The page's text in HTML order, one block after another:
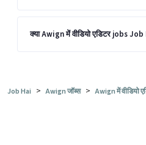
क्या Awign में वीडियो एडिटर jobs
Job Hai > Awign जॉब्स > Awign में वीडियो